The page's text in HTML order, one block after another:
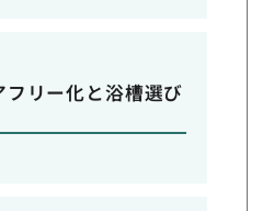
リー化と浴槽選び